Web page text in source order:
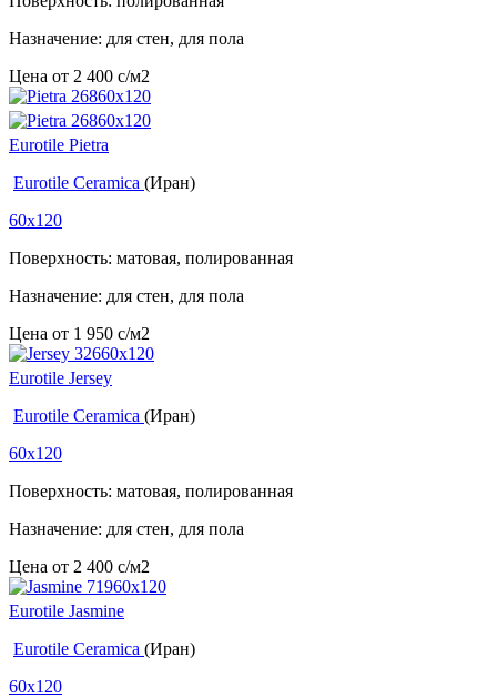
Назначение: для стен, для пола
Цена от 2 400 c/м2
Eurotile Pietra
Eurotile Ceramica (Иран)
60x120
Поверхность: матовая, полированная
Назначение: для стен, для пола
Цена от 1 950 c/м2
Eurotile Jersey
Eurotile Ceramica (Иран)
60x120
Поверхность: матовая, полированная
Назначение: для стен, для пола
Цена от 2 400 c/м2
Eurotile Jasmine
Eurotile Ceramica (Иран)
60x120